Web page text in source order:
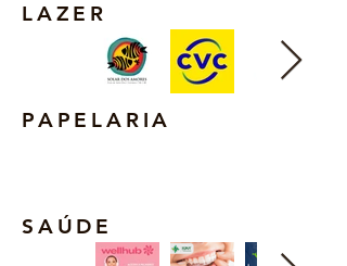
LAZER
PAPELARIA
SAÚDE